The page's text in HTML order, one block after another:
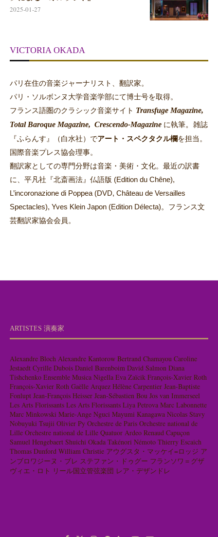
2025-01-27
VICTORIA OKADA
パリ在住の音楽ジャーナリスト、翻訳家。
パリ・ソルボンヌ大学音楽学部にて博士号を取得。
フランス語圏のクラシック音楽サイト Transfuge Magazine,
Total Baroque Magazine, Crescendo-Magazine に執筆。 雑誌
『ふらんす』（白水社）でアート・スペクタクル欄を担当。
国際音楽プレス協会理事。
翻訳家としての専門分野は音楽・美術・文化。最近の訳書
に、平凡社『北斎画法』仏語版 (Edition du Chêne),
L’incoronazione di Poppea (DVD, Château de Versailles
Spectacles), Yves Klein Japon (Edition Délecta)。フランス文
芸翻訳家協会会員。
ARTISTES 演奏家
Alexandre Bloch Alexandre Kantorow Bertrand Chamayou Caroline
Jestaedt Cyrille Dubois Daniel Barenboim David Salmon Diana
Tishchenko Ensemble Musica Nigella Eva Zaïcik François-Xavier Roth
François-Xavier Roth Gaëlle Arquez Hélène Carpentier Jean-Baptiste
Fonlupt Jean-François Heisser Jean-Sébastien Bou Jos van Immerseel
Les Arts Florissants Les Arts Florissants Liya Petrova Marc Labonnette
Marc Minkowski Marie-Ange Nguci Mayumi Kanagawa Nicolas Stavy
Nobuyuki Tsujii Olivier Py Orchestre de Paris Orchestre national de
Lille Orchestre national de Lille Quatuor Ardeo Renaud Capuçon
Samuel Hengebaert Shuichi Okada Takénori Némoto Thierry Escaich
Thomas Dunford William Christie アウグスタ・マッケイ=ロッジ ア
ンブロワジーヌ・ブレ ステファン・ドゥグー フランソワ＝グザ
ヴィエ・ロト リール国立管弦楽団 レア・デザンドレ